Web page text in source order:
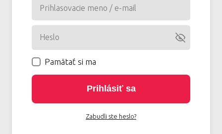
Pamätať si ma
Prihlásiť sa
Zabudli ste heslo?